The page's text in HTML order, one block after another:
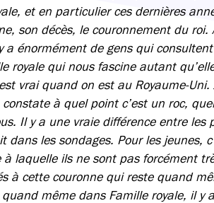
et en particulier ces dernières
son décès, le couronnement du roi.
énormément de gens qui
royale qui nous fascine autant
vrai quand on est au Royaume-Uni.
à quel point c’est un roc,
Il y a une vraie différence entre les
dans les sondages. Pour les jeunes,
laquelle ils ne sont pas forcément
à cette couronne qui reste quand
même dans Famille royale, il y